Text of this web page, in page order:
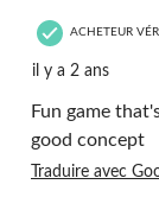
ACHETEUR
il y a 2 ans
Fun game
good concept
Traduire avec